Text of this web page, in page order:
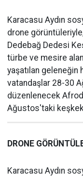
Karacasu Aydın
drone
Dedebağ Dedesi
türbe ve mesire
yaşatılan geleneğin
vatandaşlar 28-30
düzenlenecek
Ağustos'taki
DRONE
Karacasu Aydın